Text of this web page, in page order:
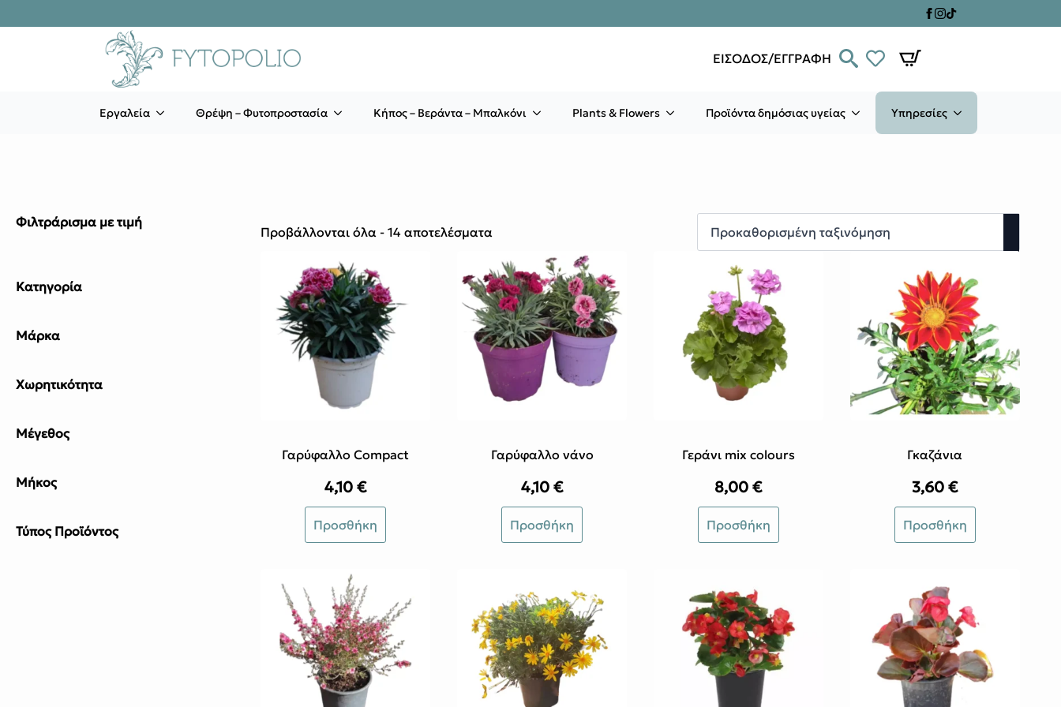
ΕΙΣΟΔΟΣ/ΕΓΓΡΑΦΗ
Εργαλεία Θρέψη – Φυτοπροστασία Κήπος – Βεράντα – Μπαλκόνι Plants & Flowers Προϊόντα δημόσιας υγείας Υπηρεσίες
Φιλτράρισμα με τιμή
Κατηγορία
Μάρκα
Χωρητικότητα
Μέγεθος
Μήκος
Τύπος Προϊόντος
Προβάλλονται όλα - 14 αποτελέσματα
Γαρύφαλλο Compact
4,10€
Προσθήκη
Γαρύφαλλο νάνο
4,10€
Προσθήκη
Γεράνι mix colours
8,00€
Προσθήκη
Γκαζάνια
3,60€
Προσθήκη